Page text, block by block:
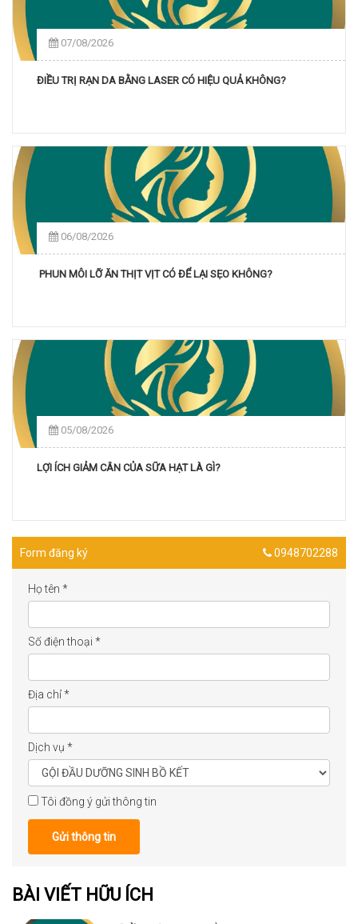
07/08/2026
ĐIỀU TRỊ RẠN DA BẰNG LASER CÓ HIỆU QUẢ KHÔNG?
06/08/2026
PHUN MÔI LỠ ĂN THỊT VỊT CÓ ĐỂ LẠI SẸO KHÔNG?
05/08/2026
LỢI ÍCH GIẢM CÂN CỦA SỮA HẠT LÀ GÌ?
Form đăng ký 0948702288
Họ tên *
Số điện thoại *
Địa chỉ*
Dịch vụ *
Tôi đồng ý gửi thông tin
Gửi thông tin
BÀI VIẾT HỮU ÍCH